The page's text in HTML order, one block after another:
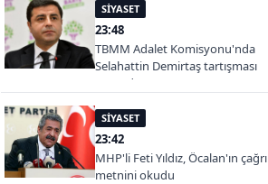
SİYASET
23:48
TBMM Adalet Komisyonu'nda
Selahattin Demirtaş tartışması
yaşandı
SİYASET
23:42
MHP'li Feti Yıldız, Öcalan'ın çağrı
metnini okudu